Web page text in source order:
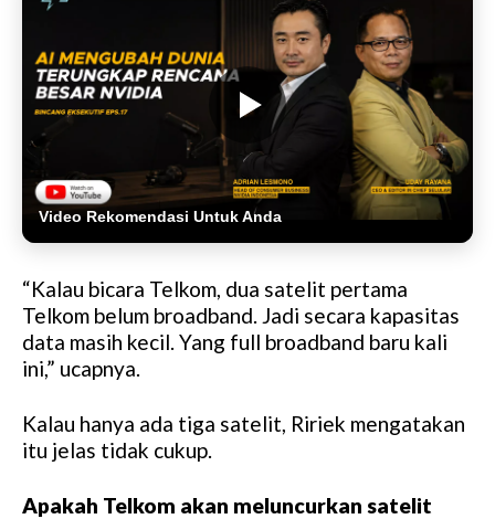
Video Rekomendasi Untuk Anda
“Kalau bicara Telkom, dua satelit pertama
Telkom belum broadband. Jadi secara kapasitas
data masih kecil. Yang full broadband baru kali
ini,” ucapnya.
Kalau hanya ada tiga satelit, Ririek mengatakan
itu jelas tidak cukup.
Apakah Telkom akan meluncurkan satelit